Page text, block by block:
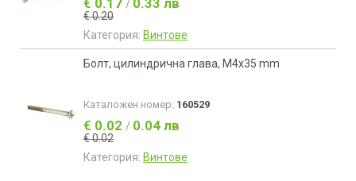
€ 0.17 / 0.33 лв
€ 0.20
Категория: Винтове
Болт, цилиндрична глава, М4х35 mm
Каталожен номер: 160529
€ 0.02 / 0.04 лв
€ 0.02
Категория: Винтове